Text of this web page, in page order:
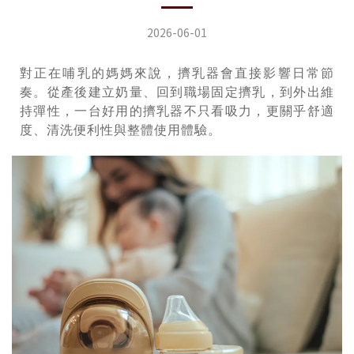
2026-06-01
對正在哺乳的媽媽來說，擠乳器會直接影響日常節
奏。從產後建立奶量、回到職場固定擠乳，到外出維
持彈性，一台好用的擠乳器不只看吸力，更關乎舒適
度、清洗便利性與整體使用體驗。